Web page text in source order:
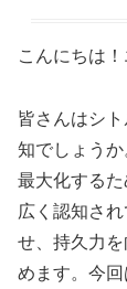
こんにちは
皆さんはシ
知でしょう
最大化する
広く認知さ
せ、持久力
めます。今